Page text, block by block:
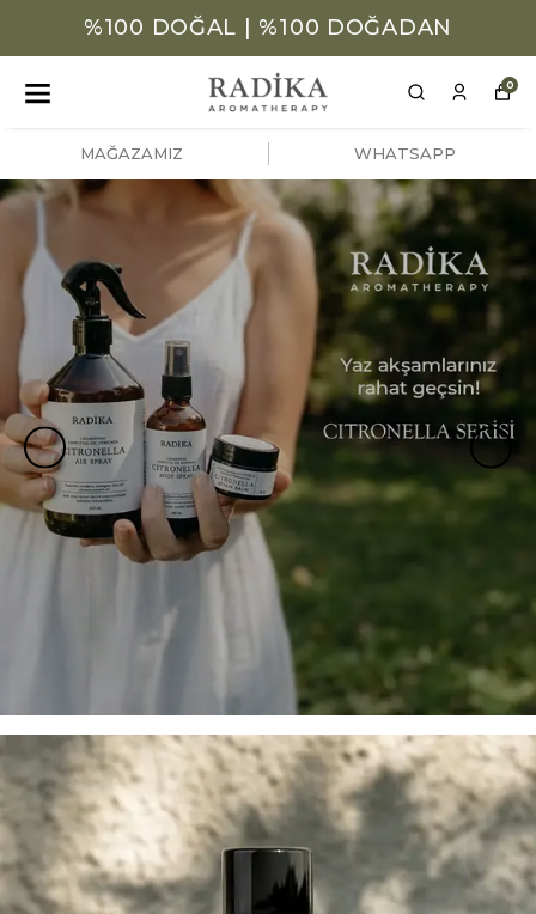
%100 DOĞAL | %100 DOĞADAN
0
MAĞAZAMIZ WHATSAPP